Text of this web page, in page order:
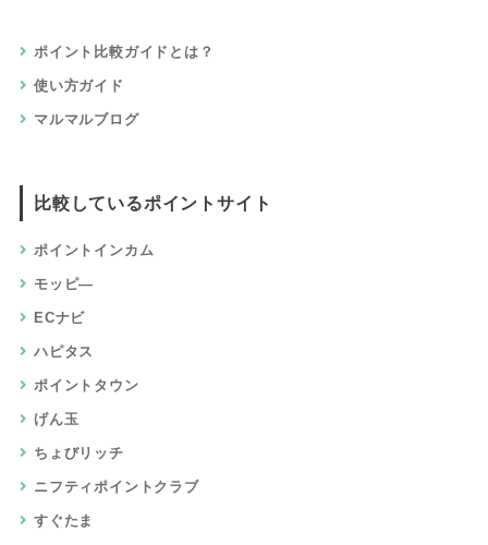
ポイント比較ガイドとは？
使い方ガイド
マルマルブログ
比較しているポイントサイト
ポイントインカム
モッピ―
ECナビ
ハピタス
ポイントタウン
げん玉
ちょびリッチ
ニフティポイントクラブ
すぐたま